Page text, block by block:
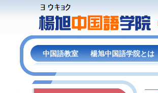
中国語教室 楊旭中国語学院とは